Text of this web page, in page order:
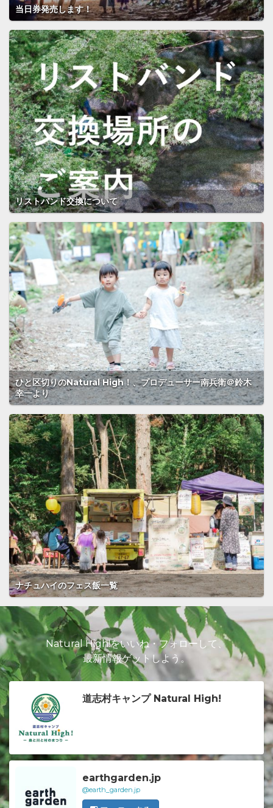
当日券発売します！
リストバンド交換について
ひと区切りのNatural High！、プロデューサー南兵衛＠鈴木
幸一より
ナチュハイのフェス飯一覧
Natural High!をいいね・フォローして、
最新情報ゲットしよう。
道志村キャンプ Natural High!
earthgarden.jp
@earth_garden.jp